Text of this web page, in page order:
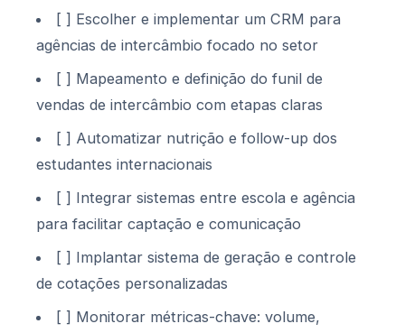
[ ] Escolher e implementar um CRM para
agências de intercâmbio focado no setor
[ ] Mapeamento e definição do funil de
vendas de intercâmbio com etapas claras
[ ] Automatizar nutrição e follow-up dos
estudantes internacionais
[ ] Integrar sistemas entre escola e agência
para facilitar captação e comunicação
[ ] Implantar sistema de geração e controle
de cotações personalizadas
[ ] Monitorar métricas-chave: volume,